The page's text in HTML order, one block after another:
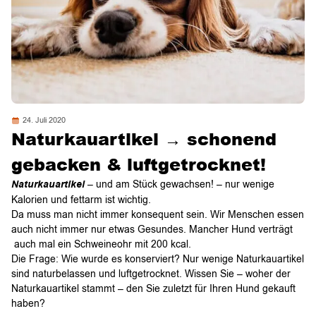
24. Juli 2020
Naturkauartikel → schonend
gebacken & luftgetrocknet!
Naturkauartikel – und am Stück gewachsen! – nur wenige
Kalorien und fettarm ist wichtig.
Da muss man nicht immer konsequent sein. Wir Menschen essen
auch nicht immer nur etwas Gesundes. Mancher Hund verträgt
auch mal ein Schweineohr mit 200 kcal.
Die Frage: Wie wurde es konserviert? Nur wenige Naturkauartikel
sind naturbelassen und luftgetrocknet. Wissen Sie – woher der
Naturkauartikel stammt – den Sie zuletzt für Ihren Hund gekauft
haben?